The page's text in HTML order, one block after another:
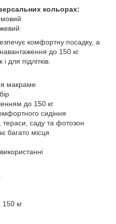
кольорах:
комфортну посадку, а
до 150 кг.
для підлітків.
макраме
до 150 кг
сидіння
тераси, саду та фотозон
багато місця
кг